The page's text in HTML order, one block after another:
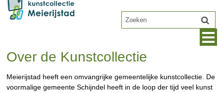
Over de Kunstcollectie
Meierijstad heeft een omvangrijke gemeentelijke kunstcollectie. De
voormalige gemeente Schijndel heeft in de loop der tijd veel kunst